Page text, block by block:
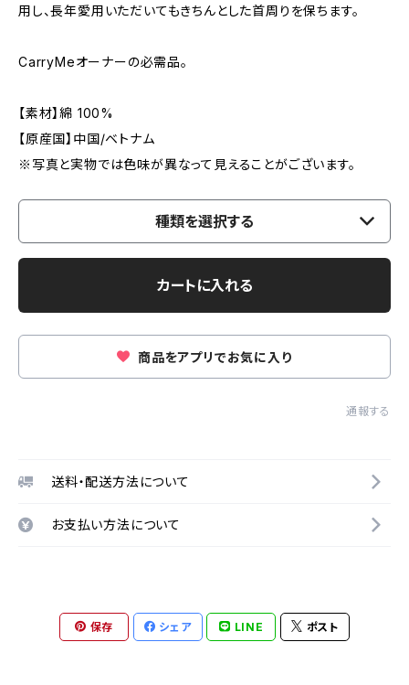
用し、長年愛用いただいてもきちんとした首周りを保ちます。
CarryMeオーナーの必需品。
【素材】綿 100%
【原産国】中国/ベトナム
※写真と実物では色味が異なって見えることがございます。
種類を選択する
カートに入れる
商品をアプリでお気に入り
通報する
送料・配送方法について
お支払い方法について
保存 シェア LINE ポスト